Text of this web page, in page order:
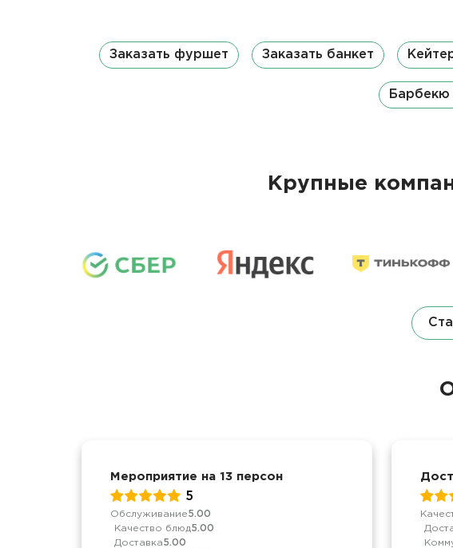
Заказать фуршет Заказать банкет
Барбекю
Крупные
Мероприятие на 13 персон
5
Обслуживание5.00
Качество блюд5.00
Доставка5.00